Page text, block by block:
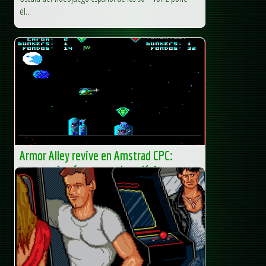
el...
Armor Alley revive en Amstrad CPC:
estrategia aérea con sabor clásico
Hay juegos que no necesitan gráficos espectaculares para
engancharte, y Armor Alley es uno de ellos. Este clásico de
estrategia en tiempo real, lanzado en 1991 por 360
Pacific...
AUA – Club AUA